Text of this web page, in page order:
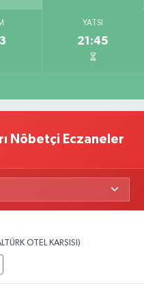
YATSI
21:45
Nöbetçi Eczaneler
OTEL KARŞISI)